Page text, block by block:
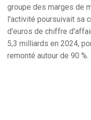
groupe des marges de
l'activité poursuivait sa
d'euros de chiffre
5,3 milliards en 2024,
remonté autour de 90 %.